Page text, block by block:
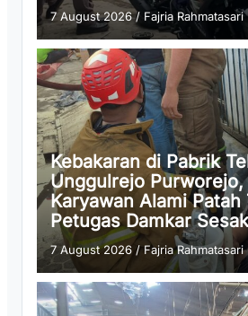
7 August 2026/ Fajria Rahmatasari
Kebakaran di Pabrik
Unggulrejo Purworejo,
Karyawan Alami Patah
Petugas Damkar
7 August 2026 /Fajria Rahmatasari